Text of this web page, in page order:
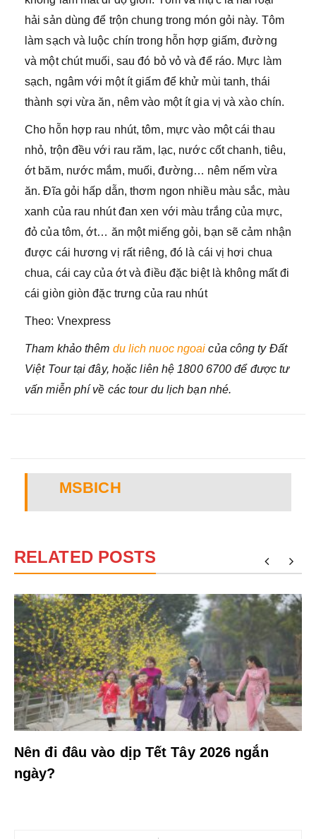
hải sản dùng để trộn chung trong món gỏi này. Tôm
làm sạch và luộc chín trong hỗn hợp giấm, đường
và một chút muối, sau đó bỏ vỏ và để ráo. Mực làm
sạch, ngâm với một ít giấm để khử mùi tanh, thái
thành sợi vừa ăn, nêm vào một ít gia vị và xào chín.
Cho hỗn hợp rau nhút, tôm, mực vào một cái thau
nhỏ, trộn đều với rau răm, lạc, nước cốt chanh, tiêu,
ớt băm, nước mắm, muối, đường… nêm nếm vừa
ăn. Đĩa gỏi hấp dẫn, thơm ngon nhiều màu sắc, màu
xanh của rau nhút đan xen với màu trắng của mực,
đỏ của tôm, ớt… ăn một miếng gỏi, bạn sẽ cảm nhận
được cái hương vị rất riêng, đó là cái vị hơi chua
chua, cái cay của ớt và điều đặc biệt là không mất đi
cái giòn giòn đặc trưng của rau nhút
Theo: Vnexpress
Tham khảo thêm du lich nuoc ngoai của công ty Đất
Việt Tour tại đây, hoặc liên hệ 1800 6700 để được tư
vấn miễn phí về các tour du lịch bạn nhé.
MSBICH
RELATED POSTS
Nên đi đâu vào dịp Tết Tây 2026 ngắn
ngày?